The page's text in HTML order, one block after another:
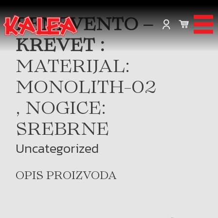
BENEVENTO –
KREVET :
MATERIJAL:
MONOLITH-02
, NOGICE:
SREBRNE
Uncategorized
OPIS PROIZVODA